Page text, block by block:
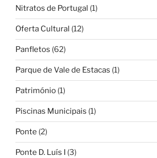
Nitratos de Portugal (1)
Oferta Cultural (12)
Panfletos (62)
Parque de Vale de Estacas (1)
Património (1)
Piscinas Municipais (1)
Ponte (2)
Ponte D. Luís I (3)